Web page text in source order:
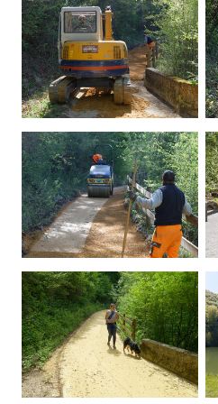
Kontakt
Mitglied werden